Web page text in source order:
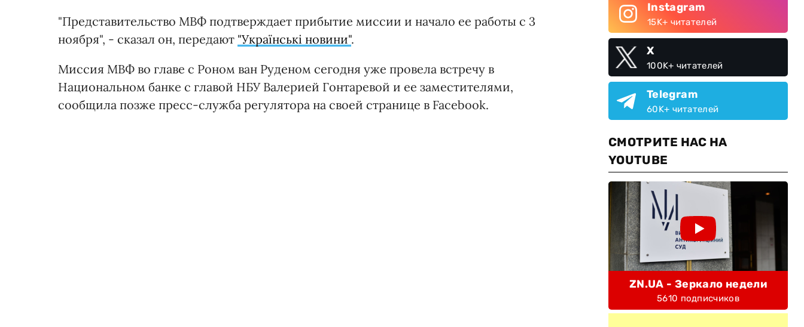
"Представительство МВФ подтверждает прибытие миссии и начало ее работы с 3
ноября", - сказал он, передают "Українські новини".
Миссия МВФ во главе с Роном ван Руденом сегодня уже провела встречу в
Национальном банке с главой НБУ Валерией Гонтаревой и ее заместителями,
сообщила позже пресс-служба регулятора на своей странице в Facebook.
Instagram
15K+ читателей
X
100K+ читателей
Telegram
60K+ читателей
СМОТРИТЕ НАС НА
YOUTUBE
ZN.UA - Зеркало недели
5610 подписчиков